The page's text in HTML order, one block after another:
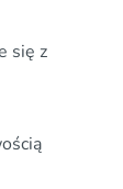
się z